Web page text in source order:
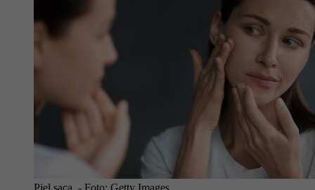
Piel saca. - Foto: Getty Images